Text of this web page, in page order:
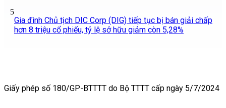
5
Gia đình Chủ tịch DIC Corp (DIG) tiếp tục bị bán giải chấp
hơn 8 triệu cổ phiếu, tỷ lệ sở hữu giảm còn 5,28%
Giấy phép số 180/GP-BTTTT do Bộ TTTT cấp ngày 5/7/2024